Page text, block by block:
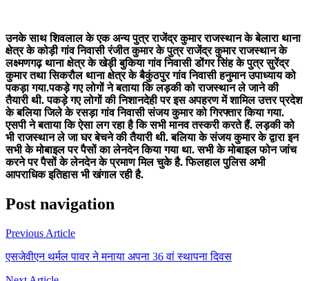
उनके साथ शिवलाल के एक अन्य पुत्र राजेंद्र कुमार राजस्थान के बेलारा थाना
क्षेत्र के कोड़ी गांव निवासी रंजीत कुमार के पुत्र राजेंद्र कुमार राजस्थान के
लक्ष्मणगढ़ थाना क्षेत्र के खेड़ी बुकिया गांव निवासी डोंगर सिंह के पुत्र सुरेंद्र
कुमार तथा सिकरौल थाना क्षेत्र के बैकुंठपुर गांव निवासी हनुमान उपाध्याय को
पकड़ा गया.पकड़े गए लोगों ने बताया कि लड़की को राजस्थान ले जाने की
तैयारी थी. पकड़े गए लोगों की निशानदेही पर इस अपहरण में शामिल उत्तर प्रदेश
के बलिया जिले के रसड़ा गांव निवासी संजय कुमार को गिरफ्तार किया गया.
एसपी ने बताया कि ऐसा लग रहा है कि सभी मानव तस्करी करते हैं. लड़की को
भी राजस्थान ले जा घर बेचने की तैयारी थी. बलिया के संजय कुमार के द्वारा इन
सभी के मोबाइल पर पैसों का लेनदेन किया गया था. सभी के मोबाइल फोन जांच
करने पर पैसों के लेनदेन के प्रमाण मिल चुके है. फिलहाल पुलिस अभी
आपराधिक इतिहास भी खंगाल रही है.
Post navigation
Previous Article
एसजेवीएन थर्मल पावर ने मनाया अपना 36 वां स्थापना दिवस